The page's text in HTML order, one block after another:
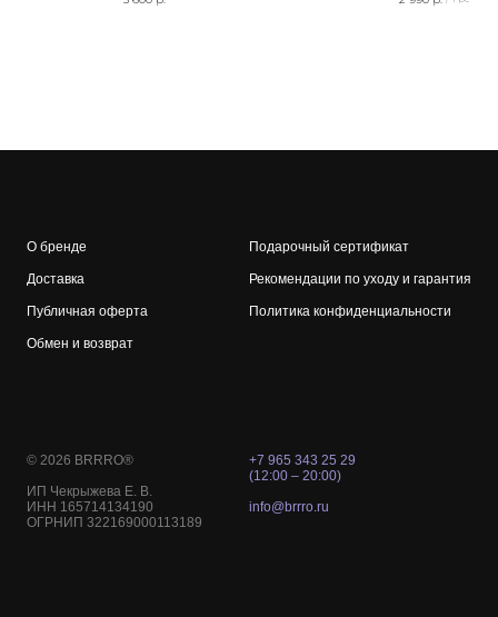
О бренде
Доставка
Публичная оферта
Обмен и возврат
Подарочный сертификат
Рекомендации по уходу и гарантия
Политика конфиденциальности
© 2026 BRRRO®
ИП Чекрыжева Е. В.
ИНН 165714134190
ОГРНИП 322169000113189
+7 965 343 25 29
(12:00 – 20:00)
info@brrro.ru